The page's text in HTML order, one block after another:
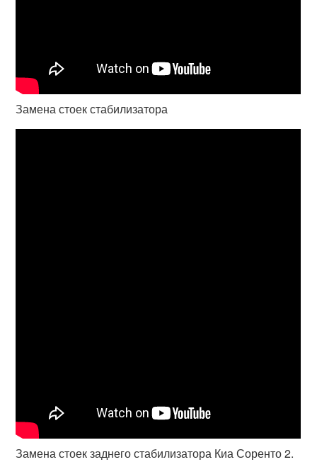
Замена стоек стабилизатора
Замена стоек заднего стабилизатора Киа Соренто 2.